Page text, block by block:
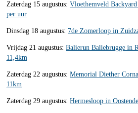
Zaterdag 15 augustus: Vloethemveld
per uur
Dinsdag 18 augustus: 7de Zomerloop in
Vrijdag 21 augustus: Balierun Baliebrugge in
11,4km
Zaterdag 22 augustus: Memorial Diether
11km
Zaterdag 29 augustus: Hermesloop in